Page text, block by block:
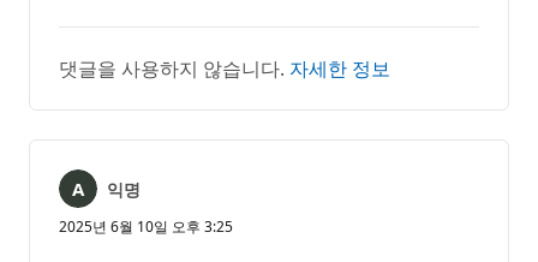
댓글을 사용하지 않습니다. 자세한 정보
익명
2025년 6월 10일 오후 3:25